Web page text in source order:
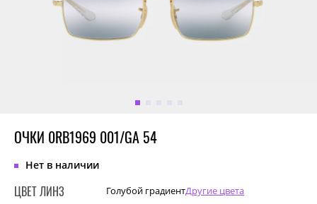
ОЧКИ 0RB1969 001/GA 54
Нет в наличии
ЦВЕТ ЛИНЗ Голубой градиентДругие цвета